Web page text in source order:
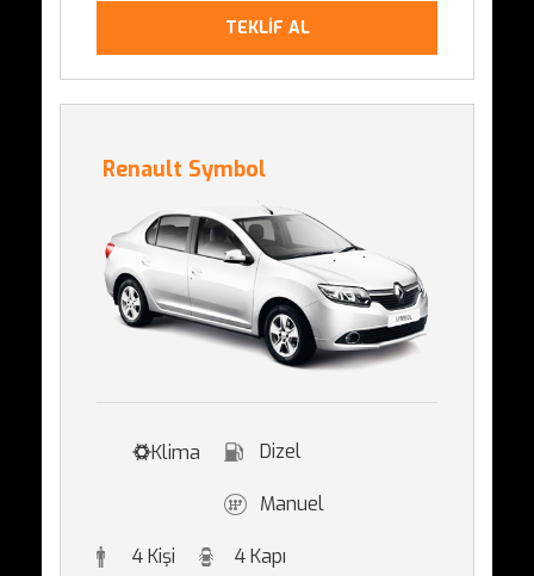
TEKLİF AL
Renault Symbol
Klima Dizel
Manuel
4 Kişi 4 Kapı